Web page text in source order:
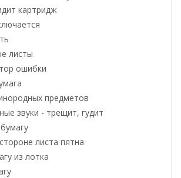
картридж
листы
ошибки
предметов
звуки - трещит, гудит
листа пятна
из лотка